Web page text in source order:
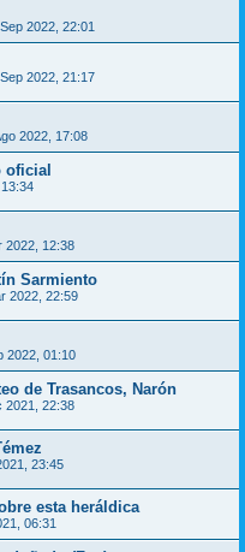
2022, 22:01
2022, 21:17
2022, 17:08
oficial
2022, 12:38
Sarmiento
2022, 22:59
2022, 01:10
de Trasancos, Narón
2021, 22:38
23:45
esta heráldica
06:31